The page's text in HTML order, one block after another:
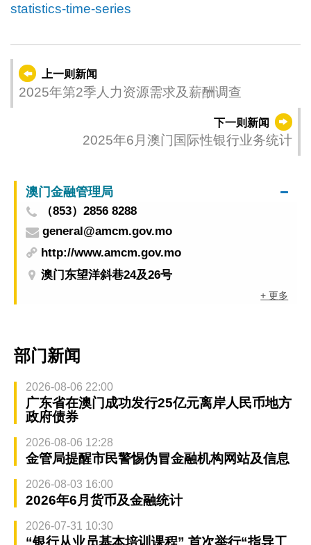
statistics-time-series
上一则新闻
2025年第2季人力资源需求及薪酬调查
下一则新闻
2025年6月澳门国际性银行业务统计
澳门金融管理局
（853）2856 8288
general@amcm.gov.mo
http://www.amcm.gov.mo
澳门东望洋斜巷24及26号
+ 更多
部门新闻
2026-08-06 22:00
广东省在澳门成功发行25亿元离岸人民币地方
政府债券
2026-08-06 12:28
金管局提醒市民警惕伪冒金融机构网站及信息
2026-08-03 16:00
2026年6月货币及金融统计
2026-07-31 10:30
“银行从业员基本培训课程” 首次举行“指导工